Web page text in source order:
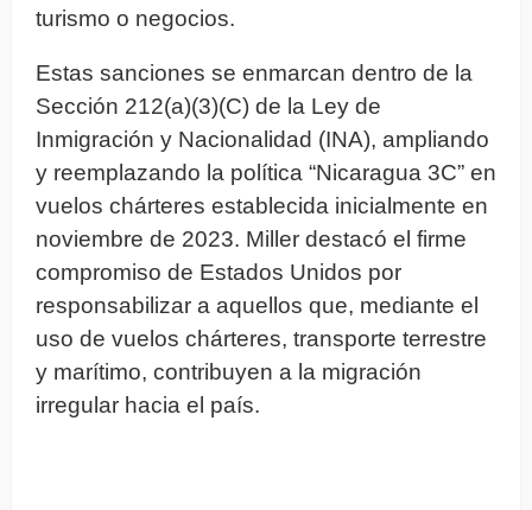
turismo o negocios.
Estas sanciones se enmarcan dentro de la
Sección 212(a)(3)(C) de la Ley de
Inmigración y Nacionalidad (INA), ampliando
y reemplazando la política “Nicaragua 3C” en
vuelos chárteres establecida inicialmente en
noviembre de 2023. Miller destacó el firme
compromiso de Estados Unidos por
responsabilizar a aquellos que, mediante el
uso de vuelos chárteres, transporte terrestre
y marítimo, contribuyen a la migración
irregular hacia el país.